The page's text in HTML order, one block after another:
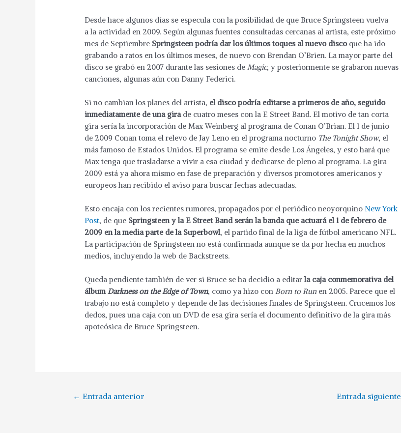
Desde hace algunos días se especula con la posibilidad de que Bruce Springsteen vuelva
a la actividad en 2009. Según algunas fuentes consultadas cercanas al artista, este próximo
mes de Septiembre Springsteen podría dar los últimos toques al nuevo discoque ha ido
grabando a ratos en los últimos meses, de nuevo con Brendan O’Brien. La mayor parte del
disco se grabó en 2007 durante las sesiones deMagic, y posteriormente se grabaron nuevas
canciones, algunas aún con Danny Federici.
Si no cambian los planes del artista, el disco podría editarse a primeros de año, seguido
inmediatamente de una girade cuatro meses con la E Street Band. El motivo de tan corta
gira sería la incorporación de Max Weinberg al programa de Conan O’Brian. El 1 de junio
de 2009 Conan toma el relevo de Jay Leno en el programa nocturno The Tonight Show, el
más famoso de Estados Unidos. El programa se emite desde Los Ángeles, y esto hará que
Max tenga que trasladarse a vivir a esa ciudad y dedicarse de pleno al programa. La gira
2009 está ya ahora mismo en fase de preparación y diversos promotores americanos y
europeos han recibido el aviso para buscar fechas adecuadas.
Esto encaja con los recientes rumores, propagados por el periódico neoyorquino New York
Post, de que Springsteen y la E Street Band serán la banda que actuará el 1 de febrero de
2009 en la media parte de la Superbowl, el partido final de la liga de fútbol americano NFL.
La participación de Springsteen no está confirmada aunque se da por hecha en muchos
medios, incluyendo la web de Backstreets.
Queda pendiente también de ver si Bruce se ha decidio a editarla caja conmemorativa del
álbumDarkness on the Edge of Town, como ya hizo conBorn to Runen 2005. Parece que el
trabajo no está completo y depende de las decisiones finales de Springsteen. Crucemos los
dedos, pues una caja con un DVD de esa gira sería el documento definitivo de la gira más
apoteósica de Bruce Springsteen.
← Entrada anterior Entrada siguiente